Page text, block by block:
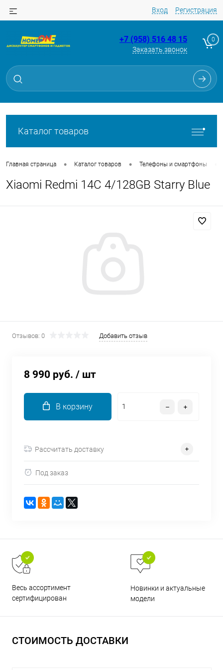
Вход Регистрация
+7 (958) 516 48 15
Заказать звонок
0
Каталог товаров
Главная страница • Каталог товаров • Телефоны и смартфоны
Xiaomi Redmi 14C 4/128GB Starry Blue
Отзывов: 0 Добавить отзыв
8 990 руб. / шт
В корзину
Рассчитать доставку
Под заказ
Весь ассортимент
сертифицирован
Новинки и актуальные
модели
СТОИМОСТЬ ДОСТАВКИ
Для клиентов всех банков
Разбейте
без переплат
Сегодня
выбранный способом
Оставшиеся75% будут
каждые 2 недели
Подробнее